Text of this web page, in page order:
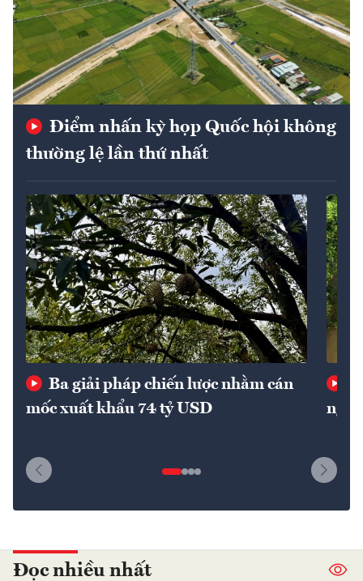
Điểm nhấn kỳ họp Quốc hội không
thường lệ lần thứ nhất
Ba giải pháp chiến lược nhằm cán
mốc xuất khẩu 74 tỷ USD
Đọc nhiều nhất